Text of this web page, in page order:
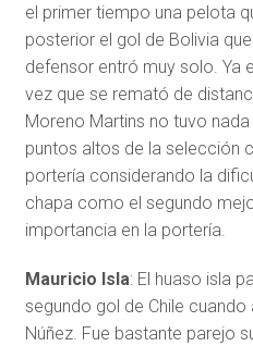
el primer tiempo una pelota
posterior el gol de Bolivia
defensor entró muy solo. Ya
vez que se remató de
Moreno Martins no tuvo
puntos altos de la selección
portería considerando la
chapa como el segundo
importancia en la portería.
Mauricio Isla: El huaso isla
segundo gol de Chile
Núñez. Fue bastante parejo